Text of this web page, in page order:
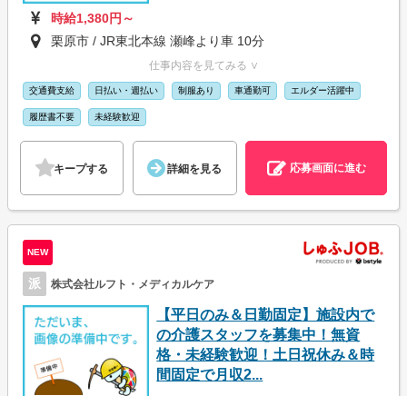
時給1,380円～
栗原市 / JR東北本線 瀬峰より車 10分
仕事内容を見てみる ∨
交通費支給 日払い・週払い 制服あり 車通勤可 エルダー活躍中
履歴書不要 未経験歓迎
キープする 詳細を見る 応募画面に進む
NEW
派 株式会社ルフト・メディカルケア
【平日のみ＆日勤固定】施設内で
の介護スタッフを募集中！無資
格・未経験歓迎！土日祝休み＆時
間固定で月収2...